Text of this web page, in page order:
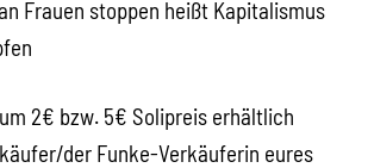
Frauen stoppen heißt Kapitalismus
2€ bzw. 5€ Solipreis erhältlich
der Funke-Verkäuferin eures